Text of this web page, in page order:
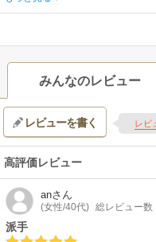
あらすじ】
此処とは違う異世界――。歴戦
『屍神殿』の、世界と自身の
台は新宿へ。衝撃の異世界転生
制作会社】
スタッフ情報】
原作:成田良悟、藤本新太（「
刊）
監督:薩摩良寛
シリーズ構成・監督協力:小野学
野 学・菅原雪絵・冨田頼子 /
P STUDIO / 音楽:F.M.F（奈良
音楽】
OP:水瀬いのり 12th Single「ス
みんなのレビュー
レビューを書く レビ
高評価レビュー
anさん
(女性/40代) 総レビュー数
派手